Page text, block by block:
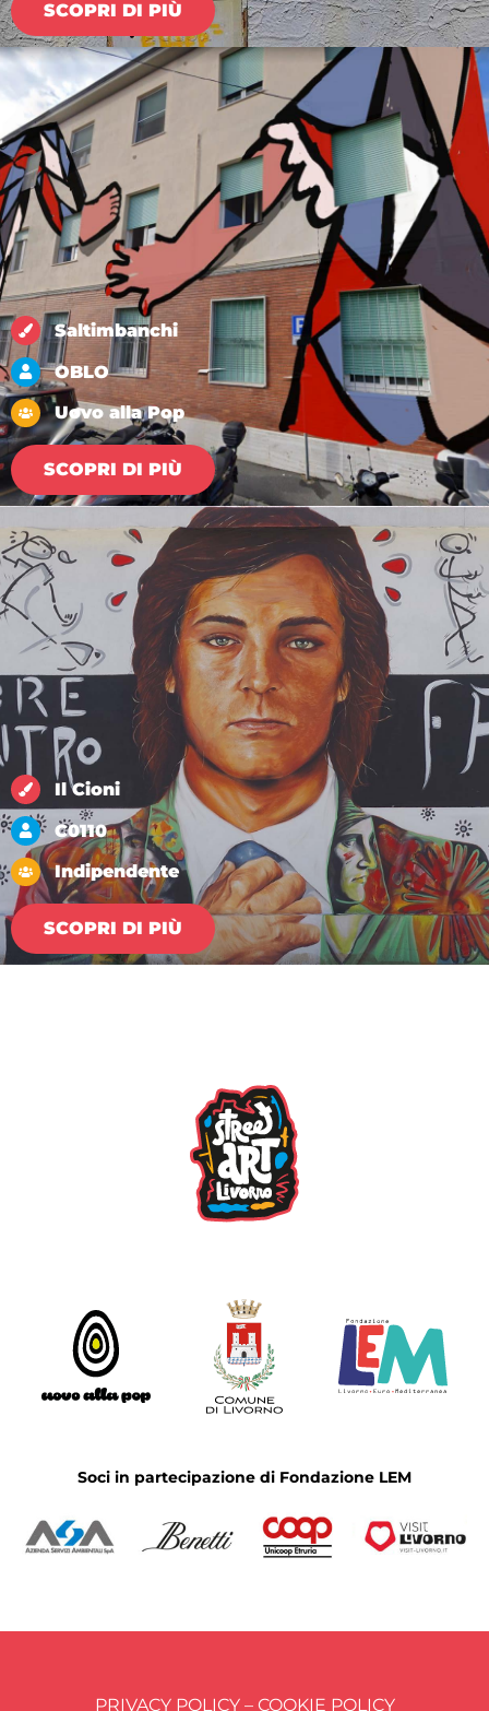
SCOPRI DI PIÙ
Saltimbanchi
OBLO
Uovo alla Pop
SCOPRI DI PIÙ
Il Cioni
C0110
Indipendente
SCOPRI DI PIÙ
Soci in partecipazione di Fondazione LEM
PRIVACY POLICY – COOKIE POLICY